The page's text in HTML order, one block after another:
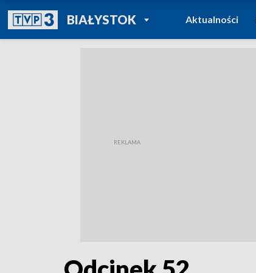
BIAŁYSTOKPOWRÓT DO
TVP REGIONY
Aktualności